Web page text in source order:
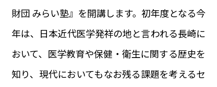
財団 みらい塾』を開講します。初年度となる今
年は、日本近代医学発祥の地と言われる長崎に
おいて、医学教育や保健・衛生に関する歴史を
知り、現代においてもなお残る課題を考えるセ